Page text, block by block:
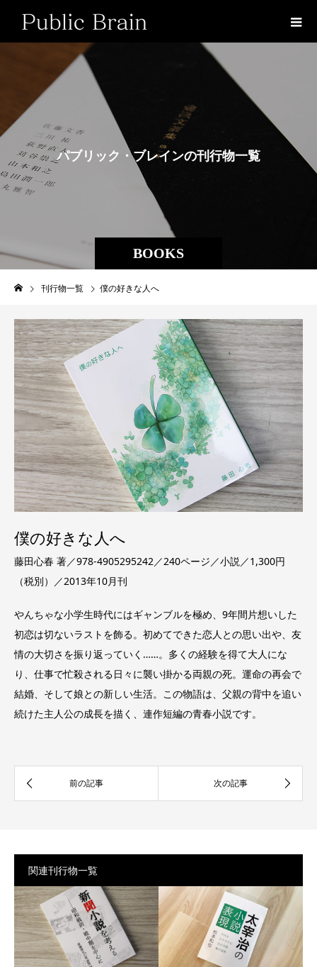
BOOKS
パブリ ッ ク ・ブレイ ンの刊 行物一覧
刊行物一覧 僕の好きな人へ
僕の好きな人へ
藤田心春 著／978-4905295242／240ページ／小説／1,300円
（税別）／2013年10月刊
やんちゃな小学生時代にはギャンブルを極め、9年間片想いした
初恋は切ないラストを飾る。初めてできた恋人との思い出や、友
情の大切さを振り返っていく……。多くの経験を得て大人にな
り、仕事で忙殺される日々に襲い掛かる両親の死。運命の再会で
結婚、そして娘との新しい生活。この物語は、父親の背中を追い
続けた主人公の成長を描く、連作短編の青春小説です。
関連刊行物一覧